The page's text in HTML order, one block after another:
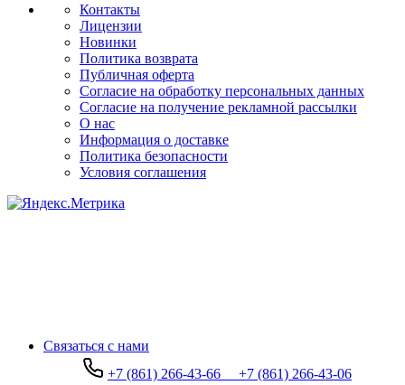
Контакты
Лицензии
Новинки
Политика возврата
Публичная оферта
Согласие на обработку персональных данных
Согласие на получение рекламной рассылки
О нас
Информация о доставке
Политика безопасности
Условия соглашения
Связаться с нами
+7 (861) 266-43-66
+7 (861) 266-43-06